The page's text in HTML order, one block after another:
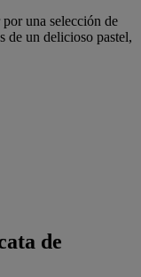
una selección de
de un delicioso pastel,
de